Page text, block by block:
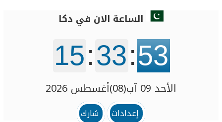
الساعة الان في دكا
15:33:53
الأحد 09 آب(08)أغسطس 2026
إعدادات
شارك